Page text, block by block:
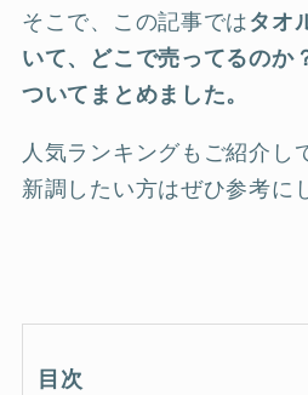
そこで、この記事ではタオ
いて、どこで売ってるのか
ついてまとめました。
人気ランキングもご紹介し
新調したい方はぜひ参考に
目次